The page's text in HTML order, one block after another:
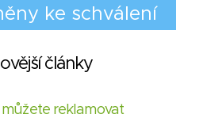
články
reklamovat